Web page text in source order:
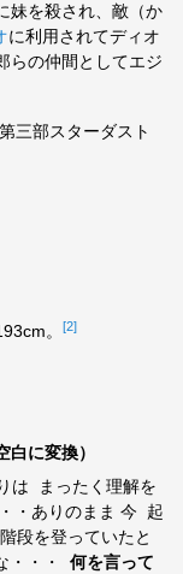
妹を殺され、敵（か
に利用されてディオ
らの仲間としてエジ
三部スターダスト
。 [2]
に変換）
は まったく理解を
・ありのまま 今 起
段を登っていたと
・・・ 何を言って